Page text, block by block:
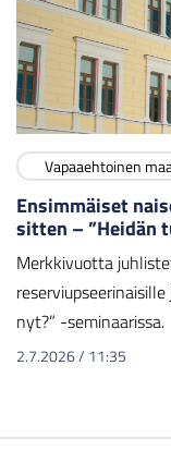
Vapaaehtoinen
Ensimmäiset
sitten – ”Heidän
Merkkivuotta
nyt?” -seminaarissa.
2.7.2026/ 11:35